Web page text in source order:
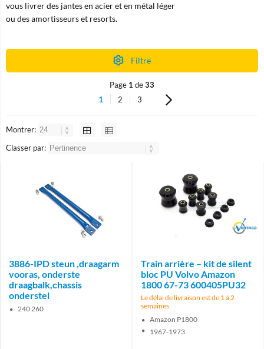
vous livrer des jantes en acier et en métal léger
ou des amortisseurs et resorts.
Filtre
Page 1 de33
1 2 3
Montrer:
Classer par:
3886-IPD steun ,draagarm
vooras, onderste
draagbalk,chassis
onderstel
240 260
Brand
Train arrière – kit de silent
bloc PU Volvo Amazon
1800 67-73 600405PU32
Le délai de livraison est de 1 à 2
semaines
Amazon P1800
1967-1973